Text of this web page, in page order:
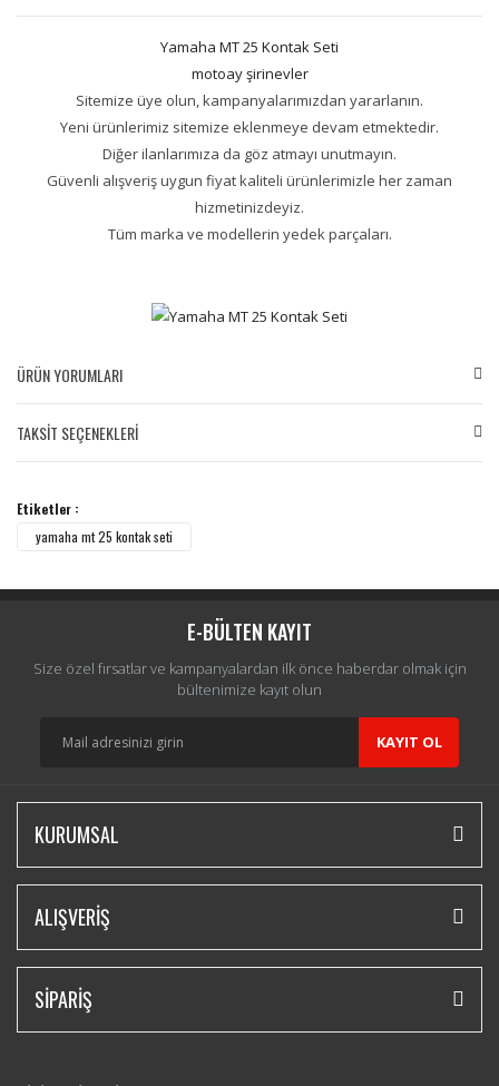
Yamaha MT 25 Kontak Seti
motoay şirinevler
Sitemize üye olun, kampanyalarımızdan yararlanın.
Yeni ürünlerimiz sitemize eklenmeye devam etmektedir.
Diğer ilanlarımıza da göz atmayı unutmayın.
Güvenli alışveriş uygun fiyat kaliteli ürünlerimizle her zaman
hizmetinizdeyiz.
Tüm marka ve modellerin yedek parçaları.
ÜRÜN YORUMLARI
TAKSİT SEÇENEKLERİ
Etiketler :
yamaha mt 25 kontak seti
E-BÜLTEN KAYIT
Size özel fırsatlar ve kampanyalardan ilk önce haberdar olmak için
bültenimize kayıt olun
KAYIT OL
KURUMSAL
ALIŞVERİŞ
SİPARİŞ